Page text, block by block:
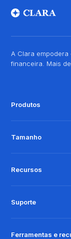
A Clara
financeira. Mais de
Produtos
Tamanho
Recursos
Suporte
Ferramentas e